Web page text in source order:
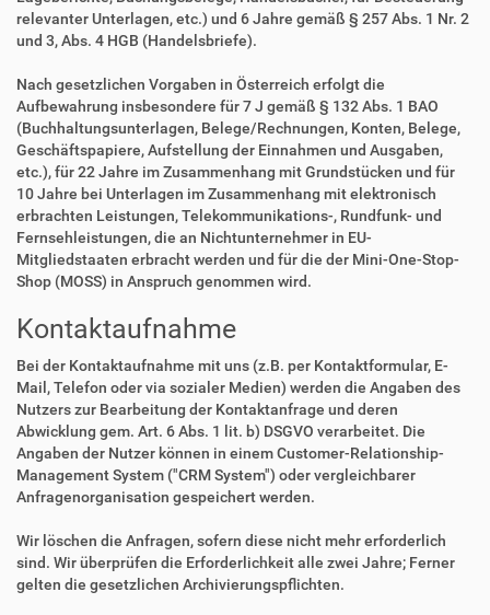
relevanter Unterlagen, etc.) und 6 Jahre gemäß § 257 Abs. 1 Nr. 2
und 3, Abs. 4 HGB (Handelsbriefe).
Nach gesetzlichen Vorgaben in Österreich erfolgt die
Aufbewahrung insbesondere für 7 J gemäß § 132 Abs. 1 BAO
(Buchhaltungsunterlagen, Belege/Rechnungen, Konten, Belege,
Geschäftspapiere, Aufstellung der Einnahmen und Ausgaben,
etc.), für 22 Jahre im Zusammenhang mit Grundstücken und für
10 Jahre bei Unterlagen im Zusammenhang mit elektronisch
erbrachten Leistungen, Telekommunikations-, Rundfunk- und
Fernsehleistungen, die an Nichtunternehmer in EU-
Mitgliedstaaten erbracht werden und für die der Mini-One-Stop-
Shop (MOSS) in Anspruch genommen wird.
Kontaktaufnahme
Bei der Kontaktaufnahme mit uns (z.B. per Kontaktformular, E-
Mail, Telefon oder via sozialer Medien) werden die Angaben des
Nutzers zur Bearbeitung der Kontaktanfrage und deren
Abwicklung gem. Art. 6 Abs. 1 lit. b) DSGVO verarbeitet. Die
Angaben der Nutzer können in einem Customer-Relationship-
Management System ("CRM System") oder vergleichbarer
Anfragenorganisation gespeichert werden.
Wir löschen die Anfragen, sofern diese nicht mehr erforderlich
sind. Wir überprüfen die Erforderlichkeit alle zwei Jahre; Ferner
gelten die gesetzlichen Archivierungspflichten.